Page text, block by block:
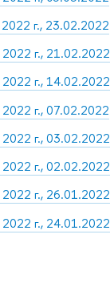
г., 23.02.2022
г., 21.02.2022
г., 14.02.2022
г., 07.02.2022
г., 03.02.2022
г., 02.02.2022
г., 26.01.2022
г., 24.01.2022